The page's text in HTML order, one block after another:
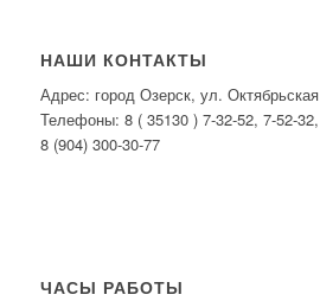
НАШИ КОНТАКТЫ
Адрес: город Озерск, ул.
Телефоны: 8 ( 35130 ) 7-32-52, 7-52-32,
8 (904) 300-30-77
ЧАСЫ РАБОТЫ